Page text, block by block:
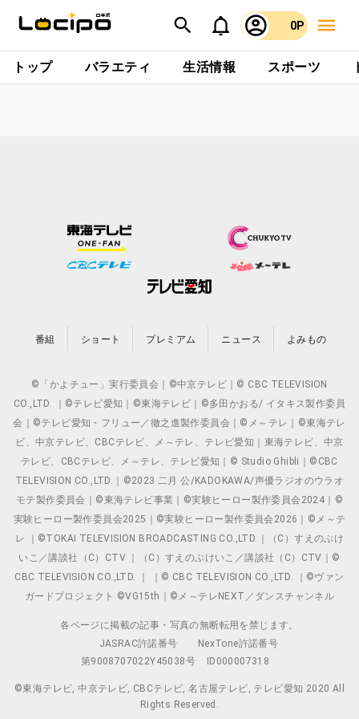
0P
トップ バラエティ 生活情報 スポーツ
番組 ショート プレミアム ニュース よみもの
©「かよチュー」実行委員会｜©中京テレビ｜© CBC TELEVISION
CO.,LTD. ｜©テレビ愛知｜©東海テレビ｜©多田かおる/ イタキス製作委員
会｜©テレビ愛知・フリュー／徹之進製作委員会｜©メ～テレ｜©東海テレ
ビ、中京テレビ、CBCテレビ、メ～テレ、テレビ愛知｜東海テレビ、中京
テレビ、CBCテレビ、メ～テレ、テレビ愛知｜© Studio Ghibli｜©CBC
TELEVISION CO.,LTD.｜©2023 二月 公/KADOKAWA/声優ラジオのウラオ
モテ製作委員会｜©東海テレビ事業｜©実験ヒーロー製作委員会2024｜©
実験ヒーロー製作委員会2025｜©実験ヒーロー製作委員会2026｜©メ～テ
レ ｜©TOKAI TELEVISION BROADCASTING CO.,LTD.｜（C）すえのぶけ
いこ／講談社（C）CTV ｜（C）すえのぶけいこ／講談社（C）CTV｜©
CBC TELEVISION CO.,LTD. ｜ ｜© CBC TELEVISION CO.,LTD. ｜©ヴァン
ガードプロジェクト ©VG15th｜©メ～テレNEXT／ダンスチャンネル
各ページに掲載の記事・写真の無断転用を禁じます。
JASRAC許諾番号
NexTone許諾番号
第9008707022Y45038号
ID000007318
©東海テレビ, 中京テレビ, CBCテレビ, 名古屋テレビ, テレビ愛知 2020 All
Rights Reserved.